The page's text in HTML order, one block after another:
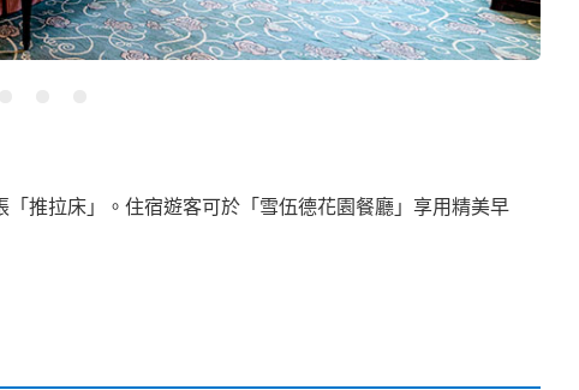
推拉床」。住宿遊客可於「雪伍德花園餐廳」享用精美早